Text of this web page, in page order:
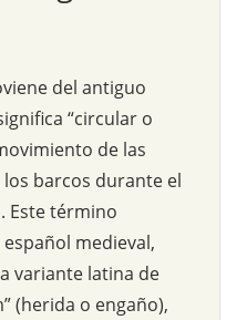
del antiguo
“circular o
de las
barcos durante el
Este término
medieval,
variante latina de
(herida o engaño),